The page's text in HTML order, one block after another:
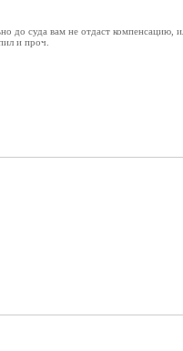
до суда вам не отдаст компенсацию,
и проч.